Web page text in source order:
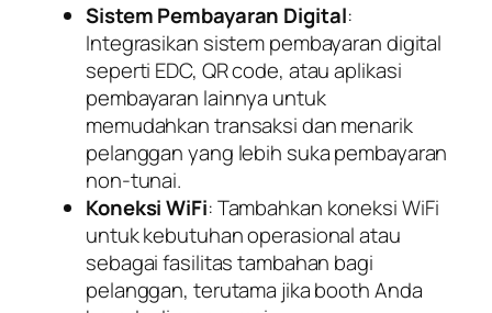
Sistem Pembayaran Digital:
Integrasikan sistem pembayaran digital
seperti EDC, QR code, atau aplikasi
pembayaran lainnya untuk
memudahkan transaksi dan menarik
pelanggan yang lebih suka pembayaran
non-tunai.
Koneksi WiFi: Tambahkan koneksi WiFi
untuk kebutuhan operasional atau
sebagai fasilitas tambahan bagi
pelanggan, terutama jika booth Anda